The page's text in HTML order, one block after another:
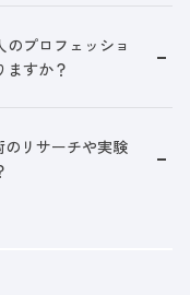
プロフェッショ
ますか？
リサーチや実験